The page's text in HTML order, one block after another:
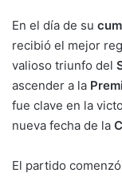
En el día de su
recibió el mejor
valioso triunfo del
ascender a la
fue clave en la
nueva fecha de la
El partido